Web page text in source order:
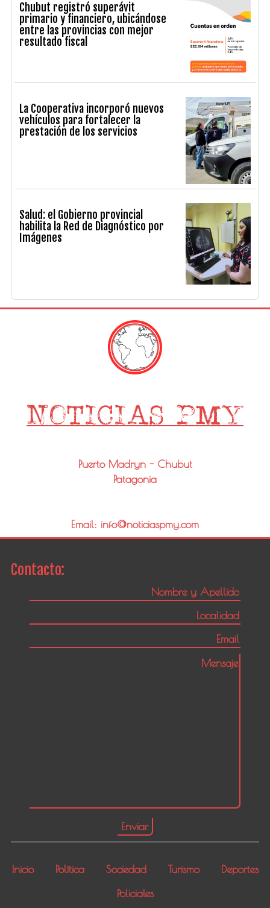
Chubut registró superávit
primario y financiero, ubicándose
entre las provincias con mejor
resultado fiscal
La Cooperativa incorporó nuevos
vehículos para fortalecer la
prestación de los servicios
Salud: el Gobierno provincial
habilita la Red de Diagnóstico por
Imágenes
Puerto Madryn - Chubut
Patagonia
Email: info@noticiaspmy.com
Contacto:
Inicio Política Sociedad Turismo
Deportes
Policiales